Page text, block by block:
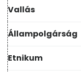
Vallás
Állampolgárság
Etnikum